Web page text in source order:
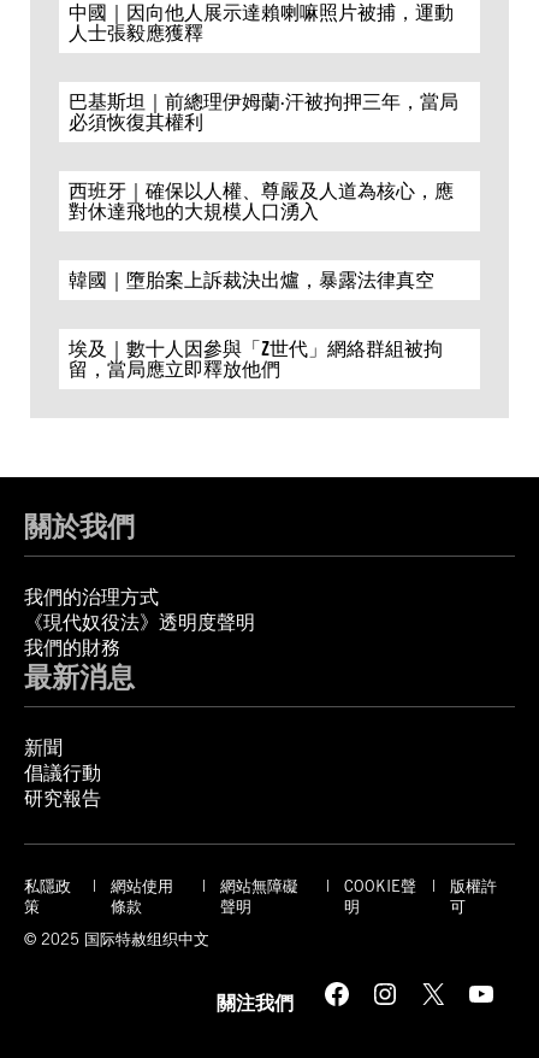
中國｜因向他人展示達賴喇嘛照片被捕，運動
人士張毅應獲釋
巴基斯坦｜前總理伊姆蘭·汗被拘押三年，當局
必須恢復其權利
西班牙｜確保以人權、尊嚴及人道為核心，應
對休達飛地的大規模人口湧入
韓國｜墮胎案上訴裁決出爐，暴露法律真空
埃及｜數十人因參與「Z世代」網絡群組被拘
留，當局應立即釋放他們
關於我們
我們的治理方式
《現代奴役法》透明度聲明
我們的財務
最新消息
新聞
倡議行動
研究報告
私隱政
策
網站使用
條款
網站無障礙
聲明
COOKIE聲
明
版權許
可
© 2025 国际特赦组织中文
關注我們 Facebook Instagram X YouTube